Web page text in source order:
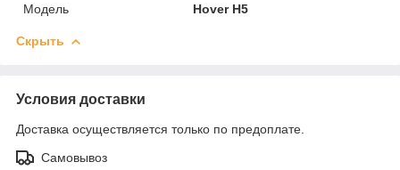
Модель
Hover H5
Скрыть
Условия доставки
Доставка осуществляется только по предоплате.
Самовывоз